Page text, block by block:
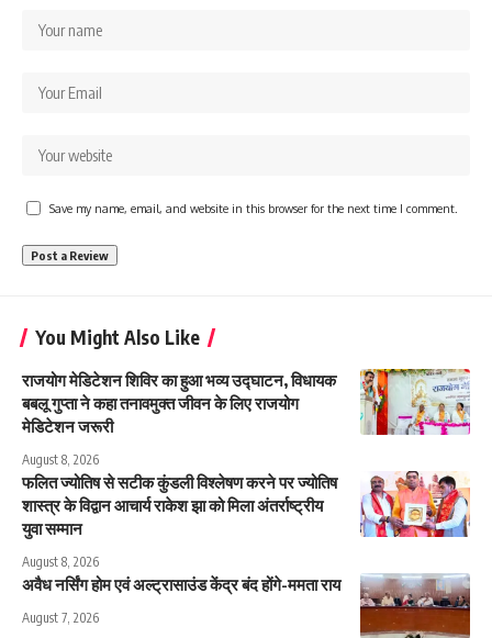
Save my name, email, and website in this browser for the next time I comment.
You Might Also Like
राजयोग मेडिटेशन शिविर का हुआ भव्य उद्घाटन, विधायक
बबलू गुप्ता ने कहा तनावमुक्त जीवन के लिए राजयोग
मेडिटेशन जरूरी
August 8, 2026
फलित ज्योतिष से सटीक कुंडली विश्लेषण करने पर ज्योतिष
शास्त्र के विद्वान आचार्य राकेश झा को मिला अंतर्राष्ट्रीय
युवा सम्मान
August 8, 2026
अवैध नर्सिंग होम एवं अल्ट्रासाउंड केंद्र बंद होंगे-ममता राय
August 7, 2026